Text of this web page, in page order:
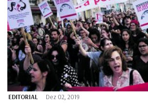
EDITORIAL Dez 02, 2019